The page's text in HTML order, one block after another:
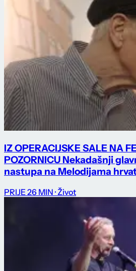
IZ OPERACIJSKE SALE NA
POZORNICU Nekadašnji
nastupa na Melodijama
PRIJE 26 MIN · Život